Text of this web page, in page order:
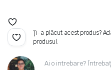
Ți-a plăcut acest produs?
produsul.
Ai o intrebare?